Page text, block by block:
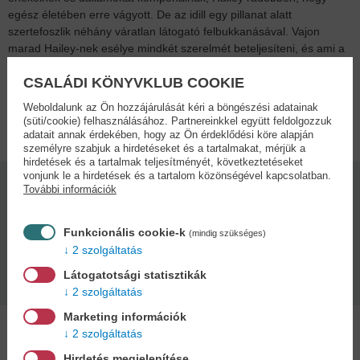
egész életében erre vágyott. De az idill egy pillanat alatt
szertefoszlik néhány váratlan látogató felbukkanásával. Vajon
marad Hailey-nek esélye mindkét szerelmét beteljesíteni, és ami a
Adatok
Kötésmód:
Kiadás dátuma:
2025
A szerzőről
CSALÁDI KÖNYVKLUB COOKIE
Weboldalunk az Ön hozzájárulását kéri a böngészési adatainak
(süti/cookie) felhasználásához. Partnereinkkel együtt feldolgozzuk
adatait annak érdekében, hogy az Ön érdeklődési köre alapján
személyre szabjuk a hirdetéseket és a tartalmakat, mérjük a
hirdetések és a tartalmak teljesítményét, következtetéseket
vonjunk le a hirdetések és a tartalom közönségével kapcsolatban.
További információk
Funkcionális cookie-k (mindig szükséges)
2 szolgáltatás
Látogatotsági statisztikák
2 szolgáltatás
Marketing információk
2 szolgáltatás